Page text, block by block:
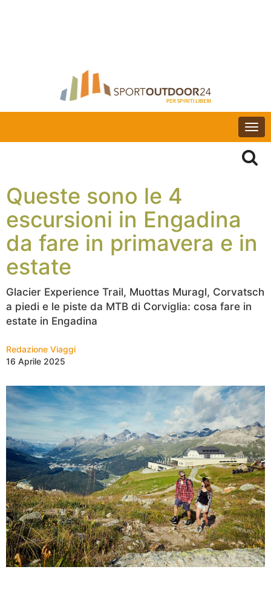
Queste sono le 4
escursioni in Engadina
da fare in primavera e in
estate
Glacier Experience Trail, Muottas Muragl, Corvatsch
a piedi e le piste da MTB di Corviglia: cosa fare in
estate in Engadina
Redazione Viaggi
16 Aprile 2025